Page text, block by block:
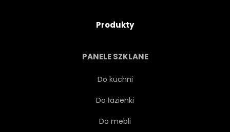
WSCHODY
Produkty
PANELE SZKLANE
Do kuchni
Do łazienki
Do mebli